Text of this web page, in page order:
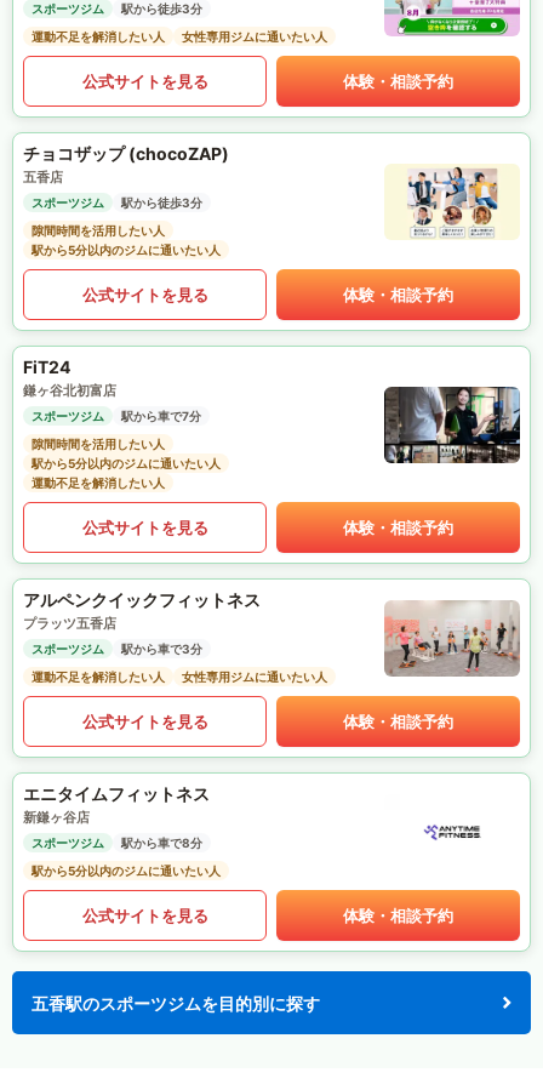
スポーツジム
駅から徒歩3分
運動不足を解消したい人
女性専用ジムに通いたい人
公式サイトを見る 体験・相談予約
チョコザップ (chocoZAP)
五香店
スポーツジム
駅から徒歩3分
隙間時間を活用したい人
駅から5分以内のジムに通いたい人
公式サイトを見る 体験・相談予約
FiT24
鎌ヶ谷北初富店
スポーツジム
駅から車で7分
隙間時間を活用したい人
駅から5分以内のジムに通いたい人
運動不足を解消したい人
公式サイトを見る 体験・相談予約
アルペンクイックフィットネス
プラッツ五香店
スポーツジム
駅から車で3分
運動不足を解消したい人
女性専用ジムに通いたい人
公式サイトを見る 体験・相談予約
エニタイムフィットネス
新鎌ヶ谷店
スポーツジム
駅から車で8分
駅から5分以内のジムに通いたい人
公式サイトを見る 体験・相談予約
五香駅のスポーツジムを目的別に探す